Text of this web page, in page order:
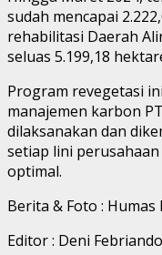
sudah mencapai
rehabilitasi Daerah
seluas 5.199,18
Program revegetasi
manajemen karbon
dilaksanakan dan
setiap lini
optimal.
Berita & Foto : Humas
Editor : Deni Febriando